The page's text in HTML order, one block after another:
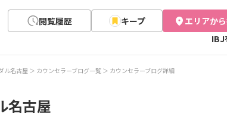
閲覧履歴 キープ
エリアか
IBJ
ル名古屋 カウンセラーブログ一覧 カウンセラーブログ詳細
名古屋